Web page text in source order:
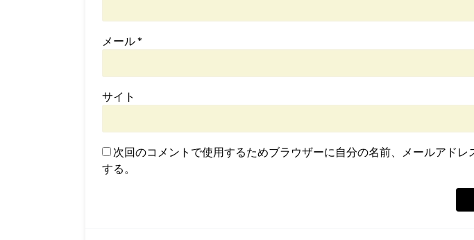
メール*
サイト
次回のコメントで使用するためブラウザーに自分の名前、メールアドレ
する。